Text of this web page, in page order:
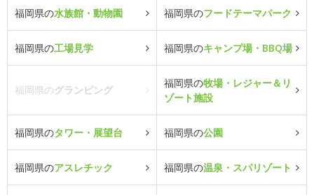
福岡県の水族館・動物園 福岡県のフードテーマパーク
福岡県の工場見学 福岡県のキャンプ場・BBQ場
福岡県のグランピング
福岡県の牧場・レジャー＆リ
ゾート施設
福岡県のタワー・展望台 福岡県の公園
福岡県のアスレチック 福岡県の温泉・スパリゾート